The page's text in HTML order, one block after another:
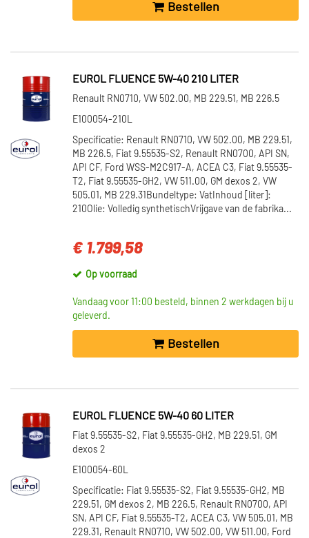
Bestellen
EUROL FLUENCE 5W-40 210 LITER
Renault RN0710, VW 502.00, MB 229.51, MB 226.5
E100054-210L
Specificatie: Renault RN0710, VW 502.00, MB 229.51,
MB 226.5, Fiat 9.55535-S2, Renault RN0700, API SN,
API CF, Ford WSS-M2C917-A, ACEA C3, Fiat 9.55535-
T2, Fiat 9.55535-GH2, VW 511.00, GM dexos 2, VW
505.01, MB 229.31Bundeltype: VatInhoud [liter]:
210Olie: Volledig synthetischVrijgave van de fabrika...
€ 1.799,58
Op voorraad
Vandaag voor 11:00 besteld, binnen 2 werkdagen bij u
geleverd.
Bestellen
EUROL FLUENCE 5W-40 60 LITER
Fiat 9.55535-S2, Fiat 9.55535-GH2, MB 229.51, GM
dexos 2
E100054-60L
Specificatie: Fiat 9.55535-S2, Fiat 9.55535-GH2, MB
229.51, GM dexos 2, MB 226.5, Renault RN0700, API
SN, API CF, Fiat 9.55535-T2, ACEA C3, VW 505.01, MB
229.31, Renault RN0710, VW 502.00, VW 511.00, Ford